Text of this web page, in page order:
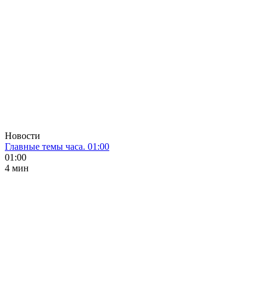
Новости
Главные темы часа. 01:00
01:00
4 мин